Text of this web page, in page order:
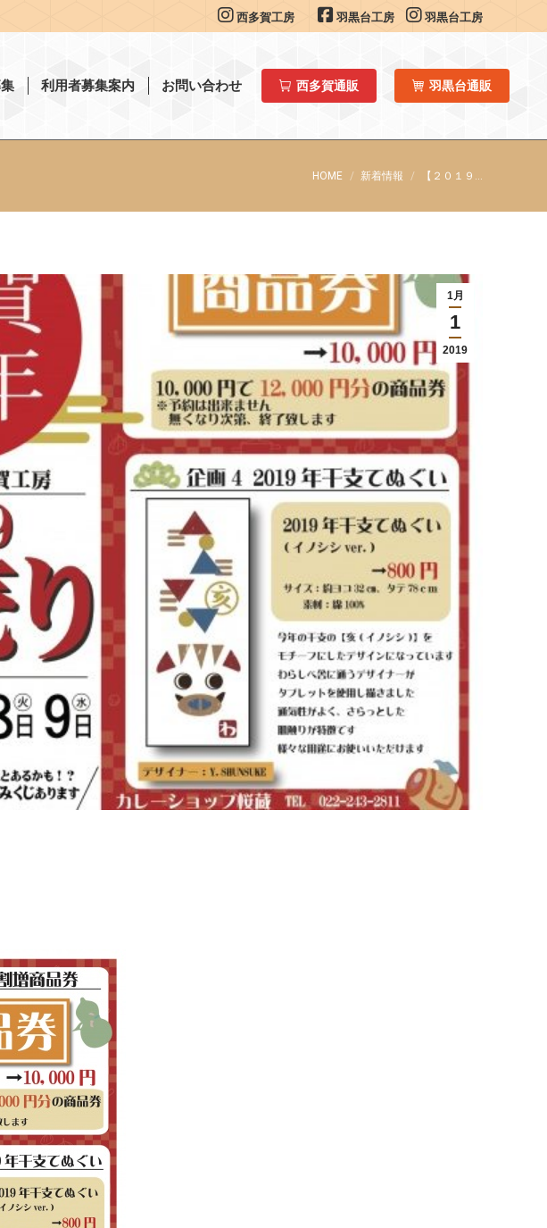
西多賀工房 羽黒台工房 羽黒台工房
利用者募集案内 お問い合わせ 西多賀通販 羽黒台通販
You are here:
HOME 新着情報 【２０１９…
1月
1
2019